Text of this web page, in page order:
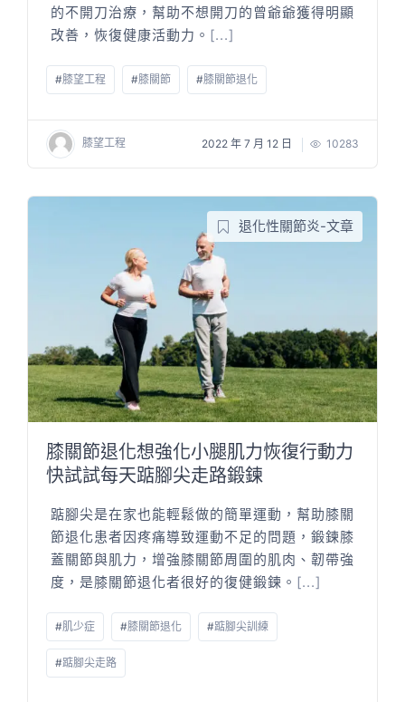
的不開刀治療，幫助不想開刀的曾爺爺獲得明顯
改善，恢復健康活動力。 [...]
#膝望工程 #膝關節 #膝關節退化
膝望工程 2022 年 7 月 12 日 10283
退化性關節炎-文章
膝關節退化想強化小腿肌力恢復行動力
快試試每天踮腳尖走路鍛鍊
踮腳尖是在家也能輕鬆做的簡單運動，幫助膝關
節退化患者因疼痛導致運動不足的問題，鍛鍊膝
蓋關節與肌力，增強膝關節周圍的肌肉、韌帶強
度，是膝關節退化者很好的復健鍛鍊。 [...]
#肌少症 #膝關節退化 #踮腳尖訓練
#踮腳尖走路